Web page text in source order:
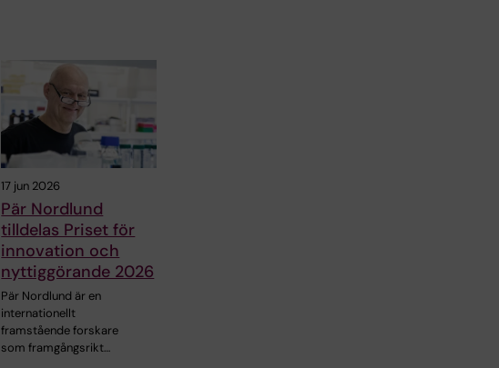
17 jun 2026
Pär Nordlund
tilldelas Priset för
innovation och
nyttiggörande 2026
Pär Nordlund är en
internationellt
framstående forskare
som framgångsrikt…